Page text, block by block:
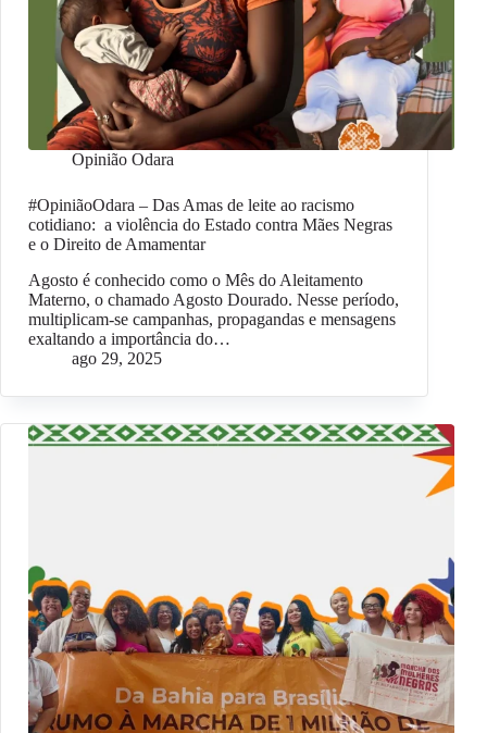
Opinião Odara
#OpiniãoOdara – Das Amas de leite ao racismo
cotidiano: a violência do Estado contra Mães Negras
e o Direito de Amamentar
Agosto é conhecido como o Mês do Aleitamento
Materno, o chamado Agosto Dourado. Nesse período,
multiplicam-se campanhas, propagandas e mensagens
exaltando a importância do…
ago 29, 2025